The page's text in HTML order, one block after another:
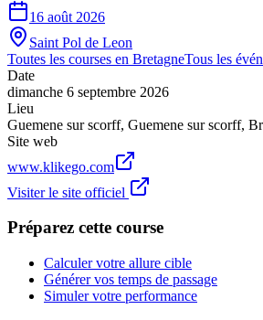
16 août 2026
Saint Pol de Leon
Toutes les courses en BretagneTous les
Date
dimanche 6 septembre 2026
Lieu
Guemene sur scorff, Guemene sur scorff,
Site web
www.klikego.com
Visiter le site officiel
Préparez cette course
Calculer votre allure cible
Générer vos temps de passage
Simuler votre performance